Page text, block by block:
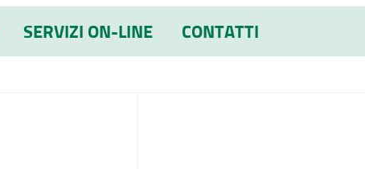
SERVIZI ON-LINE CONTATTI